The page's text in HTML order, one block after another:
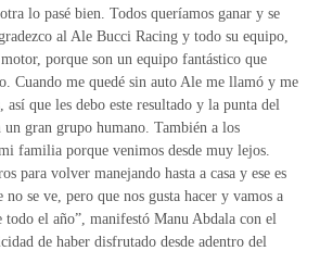
lo pasé bien. Todos queríamos ganar y se
al Ale Bucci Racing y todo su equipo,
porque son un equipo fantástico que
Cuando me quedé sin auto Ale me llamó y me
que les debo este resultado y la punta del
un gran grupo humano. También a los
familia porque venimos desde muy lejos.
para volver manejando hasta a casa y ese es
se ve, pero que nos gusta hacer y vamos a
todo el año”, manifestó Manu Abdala con el
de haber disfrutado desde adentro del